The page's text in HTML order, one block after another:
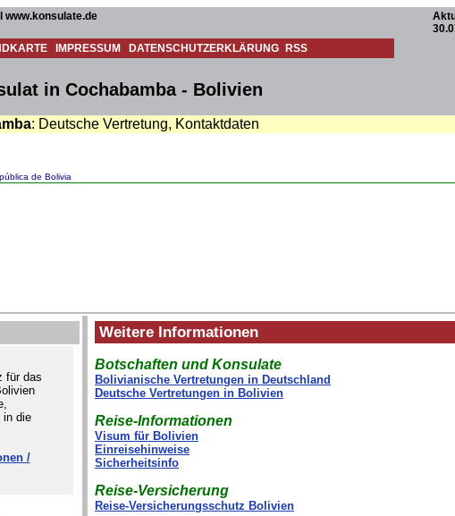
www.konsulate.de
IMPRESSUM DATENSCHUTZERKLÄRUNG RSS
in Cochabamba - Bolivien
: Deutsche Vertretung, Kontaktdaten
de Bolivia
für das
in die
/
Weitere Informationen
Botschaften und Konsulate
Bolivianische Vertretungen in Deutschland
Deutsche Vertretungen in Bolivien
Reise-Informationen
Visum für Bolivien
Einreisehinweise
Sicherheitsinfo
Reise-Versicherung
Reise-Versicherungsschutz Bolivien